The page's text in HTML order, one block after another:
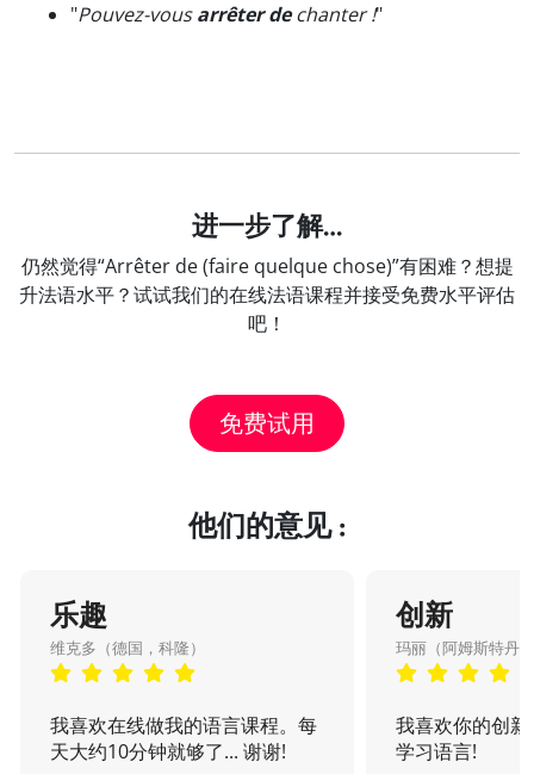
"Pouvez-vousarrêter dechanter !"
进一步了解…
仍然觉得“Arrêter de (faire quelque chose)”有困难？想提
升法语水平？试试我们的在线法语课程并接受免费水平评估
吧！
免费试用
他们的意见 :
乐趣
维克多（德国，科隆）
我喜欢在线做我的语言课程。每
天大约10分钟就够了... 谢谢!
创新
玛丽（阿姆斯特丹
我喜欢你的创
学习语言!